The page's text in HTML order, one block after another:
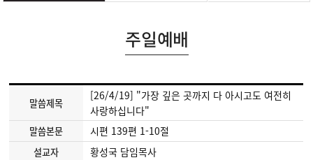
주일예배
말씀제목
[26/4/19] "가장 깊은 곳까지 다 아시고도 여전히
사랑하십니다"
말씀본문 시편 139편 1-10절
설교자 황성국 담임목사